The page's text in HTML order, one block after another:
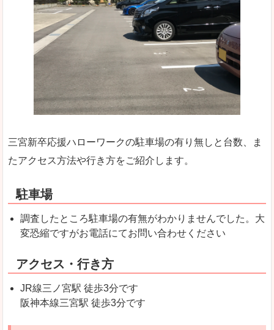
三宮新卒応援ハローワークの駐車場の有り無しと台数、ま
たアクセス方法や行き方をご紹介します。
駐車場
調査したところ駐車場の有無がわかりませんでした。大
変恐縮ですがお電話にてお問い合わせください
アクセス・行き方
JR線三ノ宮駅 徒歩3分です
阪神本線三宮駅 徒歩3分です